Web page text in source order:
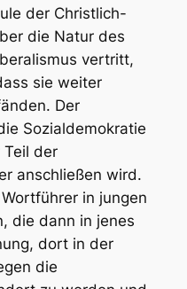
der Christlich-
die Natur des
vertritt,
sie weiter
Der
Sozialdemokratie
Teil der
anschließen wird.
in jungen
die dann in jenes
dort in der
die